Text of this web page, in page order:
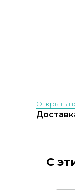
Открыть
С